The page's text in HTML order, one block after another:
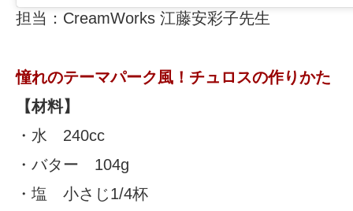
担当： CreamWorks 江藤安彩子先生
憧れのテーマパーク風！チュロスの作りかた
【材料】
・水 240cc
・バター 104g
・塩 小さじ1/4杯